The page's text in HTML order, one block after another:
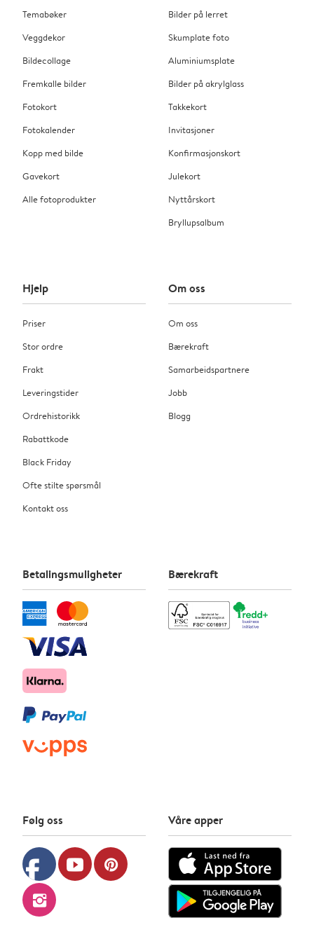
Temabøker
Veggdekor
Bildecollage
Fremkalle bilder
Fotokort
Fotokalender
Kopp med bilde
Gavekort
Alle fotoprodukter
Bilder på lerret
Skumplate foto
Aluminiumsplate
Bilder på akrylglass
Takkekort
Invitasjoner
Konfirmasjonskort
Julekort
Nyttårskort
Bryllupsalbum
Hjelp
Priser
Stor ordre
Frakt
Leveringstider
Ordrehistorikk
Rabattkode
Black Friday
Ofte stilte spørsmål
Kontakt oss
Om oss
Om oss
Bærekraft
Samarbeidspartnere
Jobb
Blogg
Betalingsmuligheter Bærekraft
Følg oss
facebook youtube pinterest
instagram
Våre apper